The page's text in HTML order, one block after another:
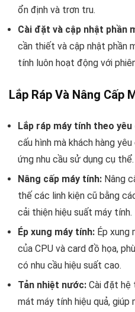
ổn định và trơn tru.
Cài đặt và cập nhật phần
cần thiết và cập nhật phần
tính luôn hoạt động với
Lắp Ráp Và Nâng Cấp
Lắp ráp máy tính theo yêu
cấu hình mà khách hàng
ứng nhu cầu sử dụng cụ thể.
Nâng cấp máy tính: Nâng
thế các linh kiện cũ bằng
cải thiện hiệu suất máy tính.
Ép xung máy tính: Ép xung
của CPU và card đồ họa,
có nhu cầu hiệu suất cao.
Tản nhiệt nước: Cài đặt hệ
mát máy tính hiệu quả,